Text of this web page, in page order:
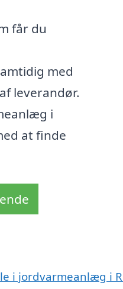
får du
med
leverandør.
i
at finde
i jordvarmeanlæg i